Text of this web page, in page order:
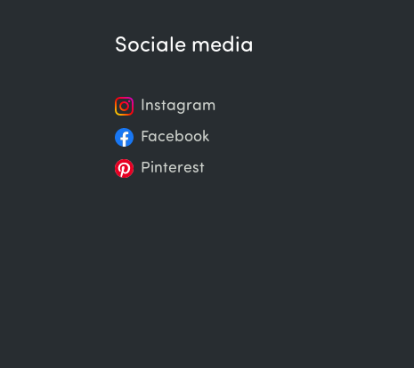
Sociale media
Instagram
Facebook
Pinterest